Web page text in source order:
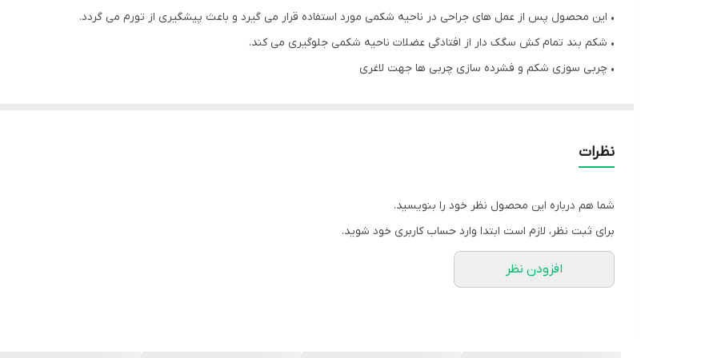
• این محصول پس از عمل های جراحی در ناحیه شکمی مورد استفاده قرار می گیرد و باعث پیشگیری از تورم می گردد.
• شکم بند تمام کش سگک دار از افتادگی عضلات ناحیه شکمی جلوگیری می کند.
• چربی سوزی شکم و فشرده سازی چربی ها جهت لاغری
• جلوگیری از افتادگی عضلات ناحیه شکمی
• درمان کمردرد های خفیف
• جلوگیری از کشش ماهیچه ایی یا رگ به رگ شدن لیگامان های کمر
نظرات
شما هم درباره این محصول نظر خود را بنویسید.
برای ثبت نظر، لازم است ابتدا وارد حساب کاربری خود شوید.
افزودن نظر